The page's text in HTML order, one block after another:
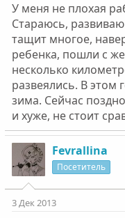
У меня не плохая
Стараюсь,
тащит многое,
ребенка, пошли с
несколько
развеялись. В этом
зима. Сейчас
и хуже, не стоит
Fevrallina
Посетитель
3 Дек 2013